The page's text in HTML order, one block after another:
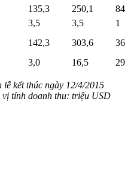
135,3 250,1
84
3,5 3,5
1
142,3 303,6
36
3,0 16,5 29
lễ kết thúc ngày 12/4/2015
tính doanh thu: triệu USD